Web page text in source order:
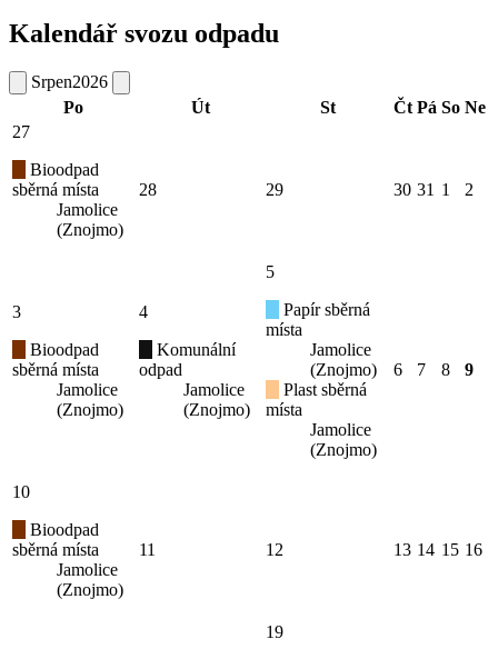
Kalendář svozu odpadu
Srpen2026
Po
Út St Čt Pá So Ne
27
Bioodpad
sběrná místa
Jamolice
(Znojmo)
28 29 30 31 1 2
3
Bioodpad
sběrná místa
Jamolice
(Znojmo)
4
Komunální
odpad
Jamolice
(Znojmo)
5
Papír sběrná
místa
Jamolice
(Znojmo)
Plast sběrná
místa
Jamolice
(Znojmo)
6 7 8 9
10
Bioodpad
sběrná místa
Jamolice
(Znojmo)
11 12 13 14 15 16
19